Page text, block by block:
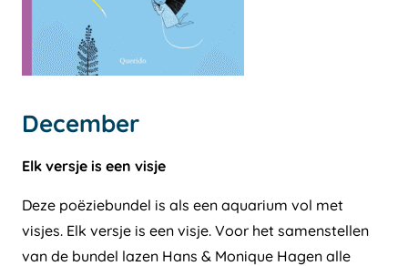
December
Elk versje is een visje
Deze poëziebundel is als een aquarium vol met
visjes. Elk versje is een visje. Voor het samenstellen
van de bundel lazen Hans & Monique Hagen alle